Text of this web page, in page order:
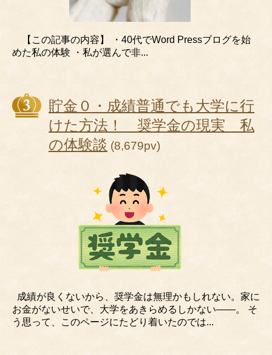
【この記事の内容】 ・40代でWord Pressブログを始
めた私の体験 ・私が選んで非...
貯金０・成績普通でも大学に行
けた方法！ 奨学金の現実 私
の体験談 (8,679pv)
成績が良くないから、奨学金は無理かもしれない。家に
お金がないせいで、大学をあきらめるしかない――。 そ
う思って、このページにたどり着いたのでは...